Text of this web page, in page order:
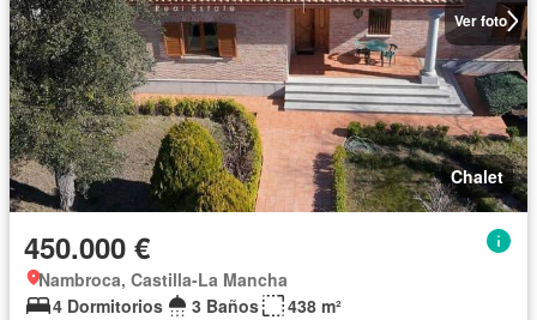
Ver foto
Chalet
450.000 €
Nambroca, Castilla-La Mancha
4 Dormitorios
3 Baños
438 m²